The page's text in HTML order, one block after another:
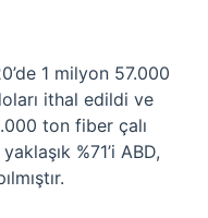
1 milyon 57.000
ithal edildi ve
ton fiber çalı
%71’i ABD,